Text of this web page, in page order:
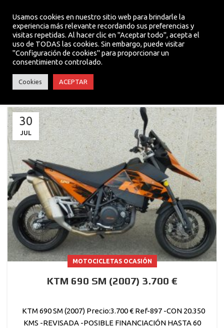
MENU
NOTICIAS
30
JUL
MOTOCICLETAS OCASIÓN
KTM 690 SM (2007) 3.700 €
KTM 690 SM (2007) Precio:3.700 € Ref-897 -CON 20.350
KMS -REVISADA -POSIBLE FINANCIACIÓN HASTA 60
Usamos cookies en nuestro sitio web para brindarle la
experiencia más relevante recordando sus preferencias y
visitas repetidas. Al hacer clic en "Aceptar todo", acepta el
uso de TODAS las cookies. Sin embargo, puede visitar
"Configuración de cookies" para proporcionar un
consentimiento controlado.
Cookies ACEPTAR